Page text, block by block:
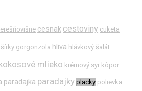
cesnak cestoviny cuketa
gorgonzola hliva hlávkový šalát
mlieko krémový syr kôpor
paradajka paradajky placky polievka